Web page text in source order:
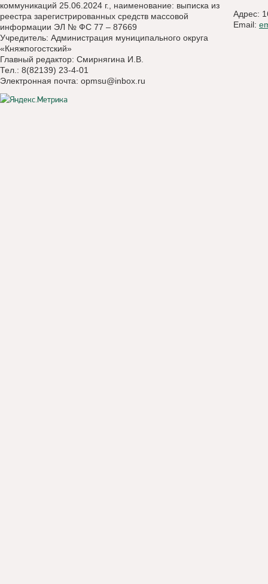
коммуникаций 25.06.2024 г., наименование: выписка из
реестра зарегистрированных средств массовой
информации ЭЛ № ФС 77 – 87669
Учредитель: Администрация муниципального округа
«Княжпогостский»
Главный редактор: Смирнягина И.В.
Тел.: 8(82139) 23-4-01
Электронная почта: opmsu@inbox.ru
Адрес:
Email: